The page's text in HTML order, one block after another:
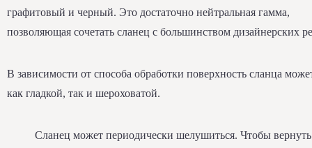
графитовый и черный. Это достаточно нейтральная гамма,
позволяющая сочетать сланец с большинством дизайнерских
В зависимости от способа обработки поверхность сланца
как гладкой, так и шероховатой.
Сланец может периодически шелушиться. Чтобы вернуть